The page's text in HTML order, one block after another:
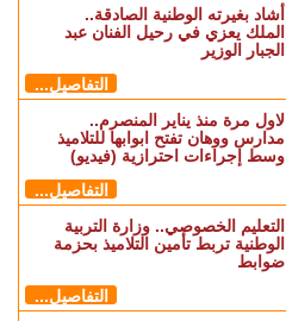
أشاد بغيرته الوطنية الصادقة..
الملك يعزي في رحيل الفنان عبد
الجبار الوزير
التفاصيل...
لاول مرة منذ يناير المنصرم..
مدارس ووهان تفتح ابوابها للتلاميذ
وسط إجراءات احترازية (فيديو)
التفاصيل...
التعليم الخصوصي.. وزارة التربية
الوطنية تربط تأمين التلاميذ بحزمة
ضوابط
التفاصيل...